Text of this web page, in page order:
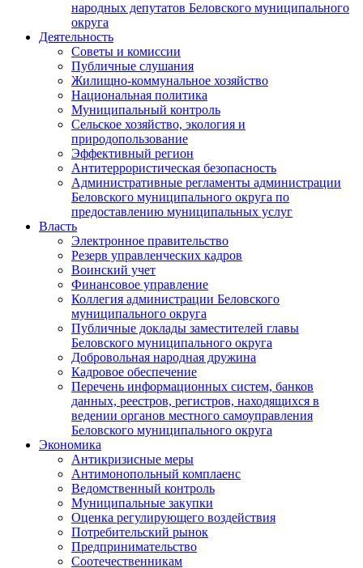
народных депутатов Беловского муниципального
округа
Деятельность
Советы и комиссии
Публичные слушания
Жилищно-коммунальное хозяйство
Национальная политика
Муниципальный контроль
Сельское хозяйство, экология и
природопользование
Эффективный регион
Антитеррористическая безопасность
Административные регламенты администрации
Беловского муниципального округа по
предоставлению муниципальных услуг
Власть
Электронное правительство
Резерв управленческих кадров
Воинский учет
Финансовое управление
Коллегия администрации Беловского
муниципального округа
Публичные доклады заместителей главы
Беловского муниципального округа
Добровольная народная дружина
Кадровое обеспечение
Перечень информационных систем, банков
данных, реестров, регистров, находящихся в
ведении органов местного самоуправления
Беловского муниципального округа
Экономика
Антикризисные меры
Антимонопольный комплаенс
Ведомственный контроль
Муниципальные закупки
Оценка регулирующего воздействия
Потребительский рынок
Предпринимательство
Соотечественникам